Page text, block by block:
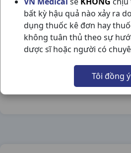
bất kỳ hậu quả nào xảy ra
dụng thuốc kê đơn hay
không tuân thủ theo sự
dược sĩ hoặc người có
Tôi đồng ý
NSX:Đại Bắc
Nhóm hàng:Hóa - Mỹ
Chia sẻ qua mạng xã hội: